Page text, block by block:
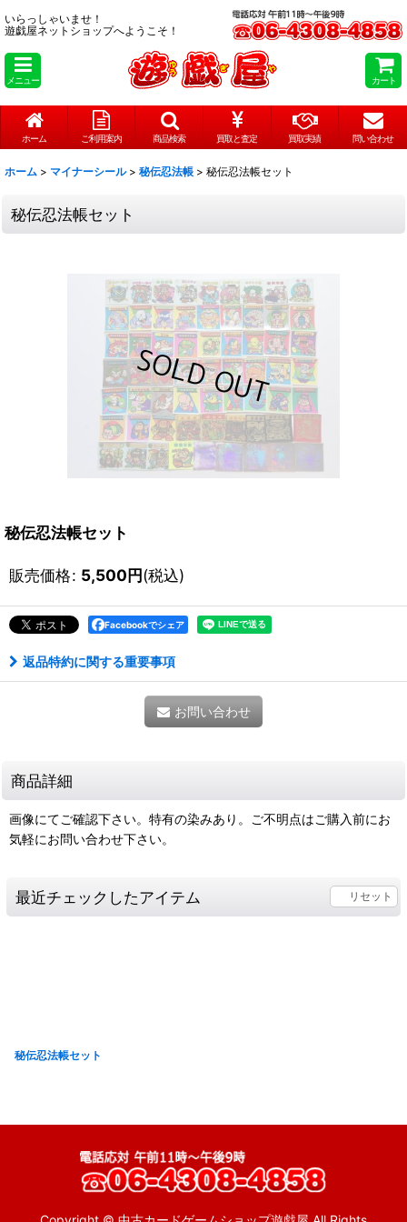
いらっしゃいませ！
遊戯屋ネットショップへようこそ！
メニュー カート
ホーム ご利用案内 商品検索 買取と査定 買取実績 問い合わせ
ホーム > マイナーシール > 秘伝忍法帳 > 秘伝忍法帳セット
秘伝忍法帳セット
秘伝忍法帳セット
販売価格: 5,500円(税込)
Facebookでシェア
返品特約に関する重要事項
お問い合わせ
商品詳細
画像にてご確認下さい。特有の染みあり。ご不明点はご購入前にお
気軽にお問い合わせ下さい。
最近チェックしたアイテム リセット
秘伝忍法帳セット